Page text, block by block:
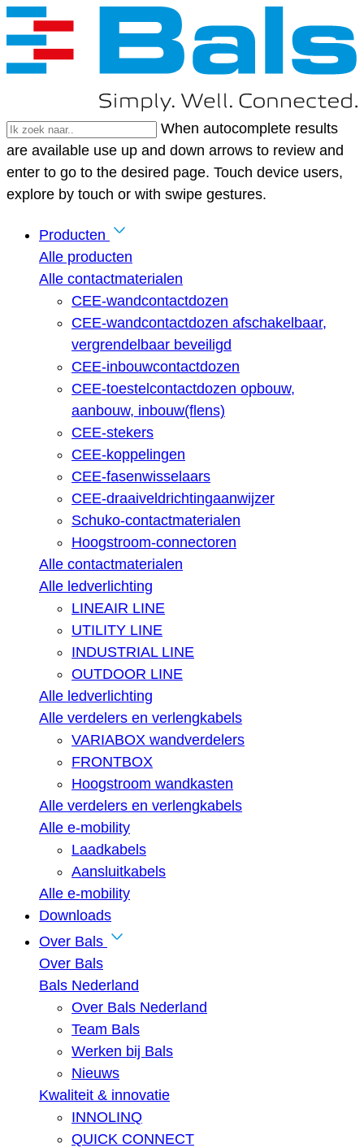
When autocomplete results
are available use up and down arrows to review and
enter to go to the desired page. Touch device users,
explore by touch or with swipe gestures.
Producten
Alle producten
Alle contactmaterialen
CEE-wandcontactdozen
CEE-wandcontactdozen afschakelbaar,
vergrendelbaar beveiligd
CEE-inbouwcontactdozen
CEE-toestelcontactdozen opbouw,
aanbouw, inbouw(flens)
CEE-stekers
CEE-koppelingen
CEE-fasenwisselaars
CEE-draaiveldrichtingaanwijzer
Schuko-contactmaterialen
Hoogstroom-connectoren
Alle contactmaterialen
Alle ledverlichting
LINEAIR LINE
UTILITY LINE
INDUSTRIAL LINE
OUTDOOR LINE
Alle ledverlichting
Alle verdelers en verlengkabels
VARIABOX wandverdelers
FRONTBOX
Hoogstroom wandkasten
Alle verdelers en verlengkabels
Alle e-mobility
Laadkabels
Aansluitkabels
Alle e-mobility
Downloads
Over Bals
Over Bals
Bals Nederland
Over Bals Nederland
Team Bals
Werken bij Bals
Nieuws
Kwaliteit & innovatie
INNOLINQ
QUICK CONNECT